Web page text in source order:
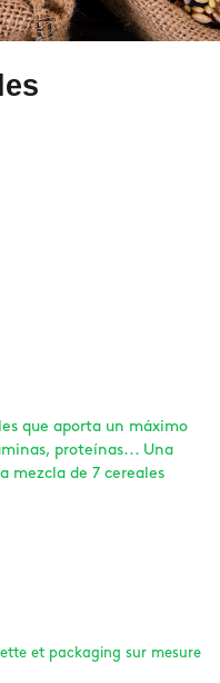
que aporta un máximo
proteínas... Una
mezcla de 7 cereales
et packaging sur mesure